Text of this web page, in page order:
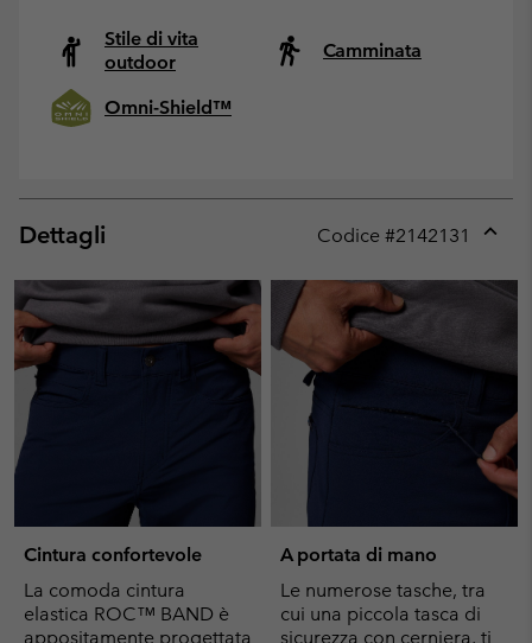
Stile di vita
outdoor
Camminata
Omni-Shield™
Dettagli Codice #2142131
or
Cintura confortevole
La comoda cintura
elastica ROC™ BAND è
appositamente progettata
A portata di mano
Le numerose tasche, tra
cui una piccola tasca di
sicurezza con cerniera, ti